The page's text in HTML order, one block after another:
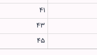
41
43
45